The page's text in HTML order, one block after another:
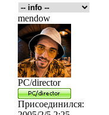
mendow
PC/director
Присоединился: